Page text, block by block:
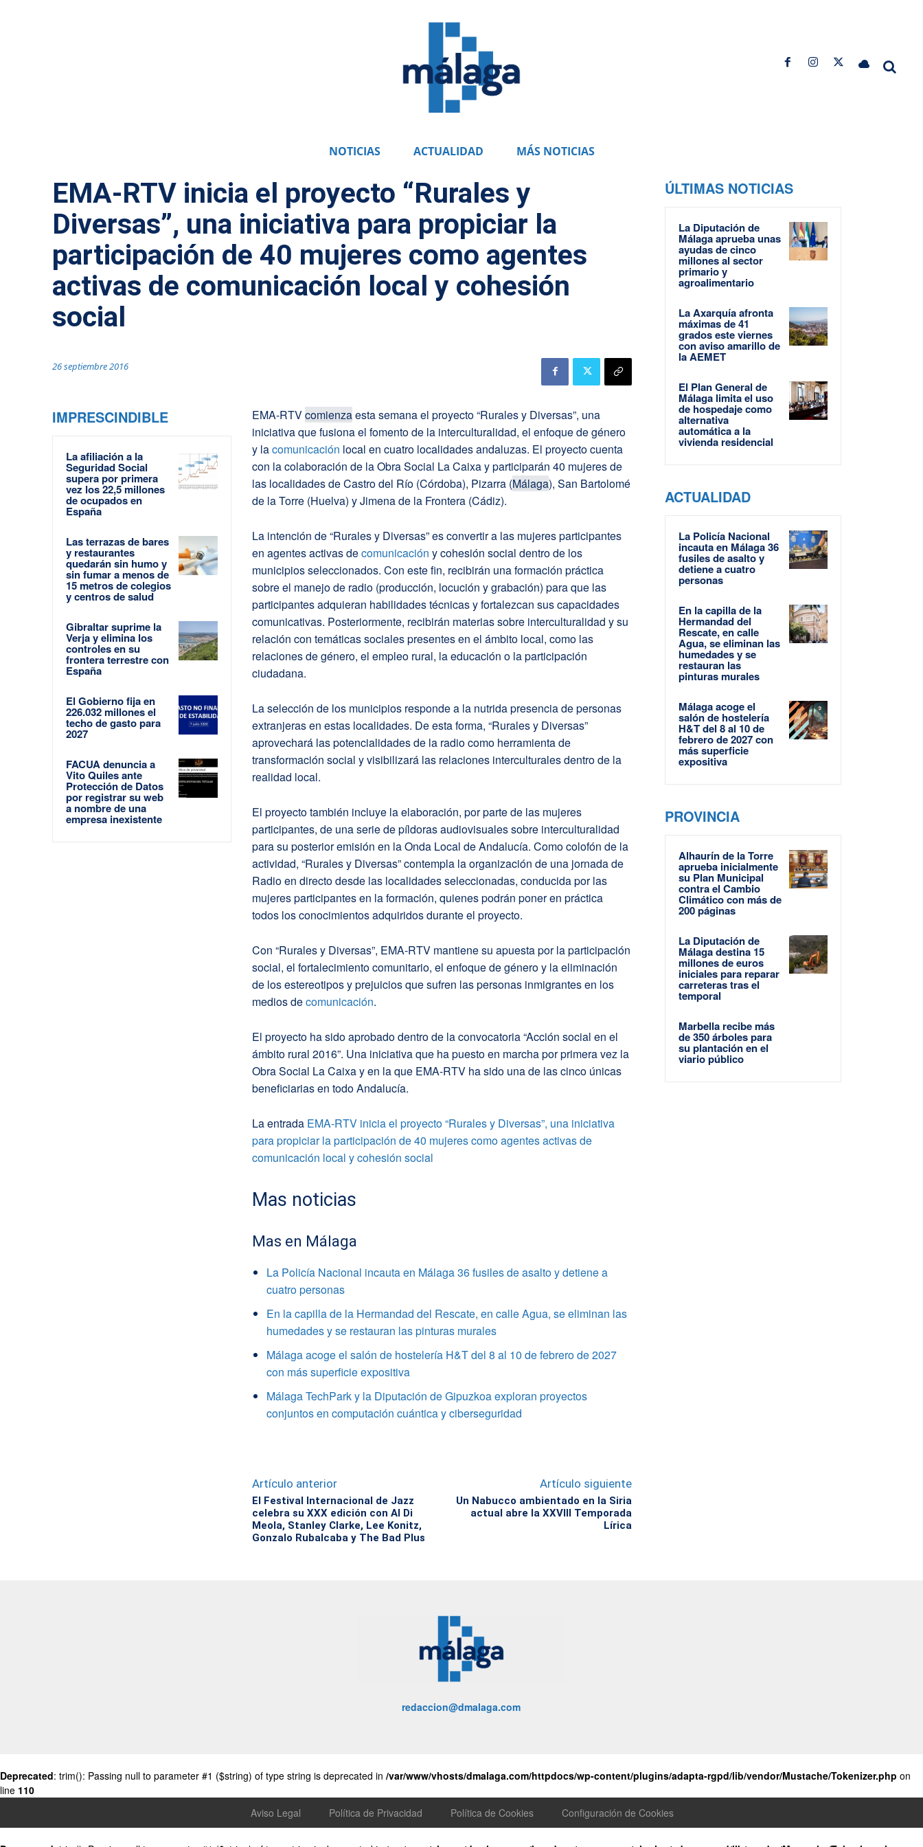
NOTICIAS ACTUALIDAD MÁS NOTICIAS
EMA-RTV inicia el proyecto “Rurales y
Diversas”, una iniciativa para propiciar la
participación de 40 mujeres como agentes
activas de comunicación local y cohesión
social
26 septiembre 2016
IMPRESCINDIBLE
La afiliación a la
Seguridad Social
supera por primera
vez los 22,5 millones
de ocupados en
España
Las terrazas de bares
y restaurantes
quedarán sin humo y
sin fumar a menos de
15 metros de colegios
y centros de salud
Gibraltar suprime la
Verja y elimina los
controles en su
frontera terrestre con
España
El Gobierno fija en
226.032 millones el
techo de gasto para
2027
FACUA denuncia a
Vito Quiles ante
Protección de Datos
por registrar su web
a nombre de una
empresa inexistente
EMA-RTVcomienzaesta semana el proyecto “Rurales y Diversas”, una
iniciativa que fusiona el fomento de la interculturalidad, el enfoque de género
y lacomunicación local en cuatro localidades andaluzas. El proyecto cuenta
con la colaboración de la Obra Social La Caixa y participarán 40 mujeres de
las localidades de Castro del Río (Córdoba), Pizarra (Málaga), San Bartolomé
de la Torre (Huelva) y Jimena de la Frontera (Cádiz).
La intención de “Rurales y Diversas” es convertir a las mujeres participantes
en agentes activas decomunicación y cohesión social dentro de los
municipios seleccionados. Con este fin, recibirán una formación práctica
sobre el manejo de radio (producción, locución y grabación) para que las
participantes adquieran habilidades técnicas y fortalezcan sus capacidades
comunicativas. Posteriormente, recibirán materias sobre interculturalidad y su
relación con temáticas sociales presentes en el ámbito local, como las
relaciones de género, el empleo rural, la educación o la participación
ciudadana.
La selección de los municipios responde a la nutrida presencia de personas
extranjeras en estas localidades. De esta forma, “Rurales y Diversas”
aprovechará las potencialidades de la radio como herramienta de
transformación social y visibilizará las relaciones interculturales dentro de la
realidad local.
El proyecto también incluye la elaboración, por parte de las mujeres
participantes, de una serie de píldoras audiovisuales sobre interculturalidad
para su posterior emisión en la Onda Local de Andalucía. Como colofón de la
actividad, “Rurales y Diversas” contempla la organización de una jornada de
Radio en directo desde las localidades seleccionadas, conducida por las
mujeres participantes en la formación, quienes podrán poner en práctica
todos los conocimientos adquiridos durante el proyecto.
Con “Rurales y Diversas”, EMA-RTV mantiene su apuesta por la participación
social, el fortalecimiento comunitario, el enfoque de género y la eliminación
de los estereotipos y prejuicios que sufren las personas inmigrantes en los
medios decomunicación.
El proyecto ha sido aprobado dentro de la convocatoria “Acción social en el
ámbito rural 2016”. Una iniciativa que ha puesto en marcha por primera vez la
Obra Social La Caixa y en la que EMA-RTV ha sido una de las cinco únicas
beneficiarias en todo Andalucía.
La entrada EMA-RTV inicia el proyecto “Rurales y Diversas”, una iniciativa
para propiciar la participación de 40 mujeres como agentes activas de
comunicación local y cohesión social
Mas noticias
Mas en Málaga
La Policía Nacional incauta en Málaga 36 fusiles de asalto y detiene a
cuatro personas
En la capilla de la Hermandad del Rescate, en calle Agua, se eliminan las
humedades y se restauran las pinturas murales
Málaga acoge el salón de hostelería H&T del 8 al 10 de febrero de 2027
con más superficie expositiva
Málaga TechPark y la Diputación de Gipuzkoa exploran proyectos
conjuntos en computación cuántica y ciberseguridad
Artículo anterior
El Festival Internacional de Jazz
celebra su XXX edición con Al Di
Meola, Stanley Clarke, Lee Konitz,
Gonzalo Rubalcaba y The Bad Plus
Artículo siguiente
Un Nabucco ambientado en la Siria
actual abre la XXVIII Temporada
Lírica
ÚLTIMAS NOTICIAS
La Diputación de
Málaga aprueba unas
ayudas de cinco
millones al sector
primario y
agroalimentario
La Axarquía afronta
máximas de 41
grados este viernes
con aviso amarillo de
la AEMET
El Plan General de
Málaga limita el uso
de hospedaje como
alternativa
automática a la
vivienda residencial
ACTUALIDAD
La Policía Nacional
incauta en Málaga 36
fusiles de asalto y
detiene a cuatro
personas
En la capilla de la
Hermandad del
Rescate, en calle
Agua, se eliminan las
humedades y se
restauran las
pinturas murales
Málaga acoge el
salón de hostelería
H&T del 8 al 10 de
febrero de 2027 con
más superficie
expositiva
PROVINCIA
Alhaurín de la Torre
aprueba inicialmente
su Plan Municipal
contra el Cambio
Climático con más de
200 páginas
La Diputación de
Málaga destina 15
millones de euros
iniciales para reparar
carreteras tras el
temporal
Marbella recibe más
de 350 árboles para
su plantación en el
viario público
redaccion@dmalaga.com
Deprecated: trim(): Passing null to parameter #1 ($string) of type string is deprecated in /var/www/vhosts/dmalaga.com/httpdocs/wp-content/plugins/adapta-rgpd/lib/vendor/Mustache/Tokenizer.php on
line 110
Aviso Legal
Política de Privacidad Política de Cookies Configuración de Cookies